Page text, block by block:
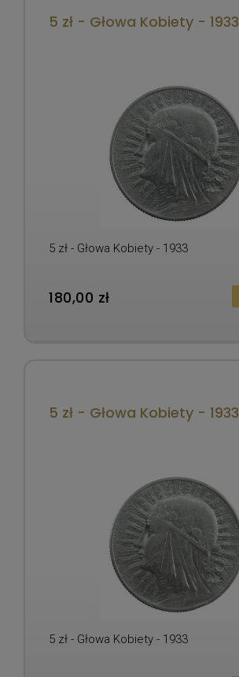
5 zł - Głowa Kobiety - 1933
5 zł - Głowa Kobiety - 1933
180,00 zł
5 zł - Głowa Kobiety - 1933
5 zł - Głowa Kobiety - 1933